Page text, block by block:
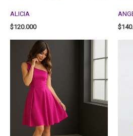
ALICIA
$120.000
$